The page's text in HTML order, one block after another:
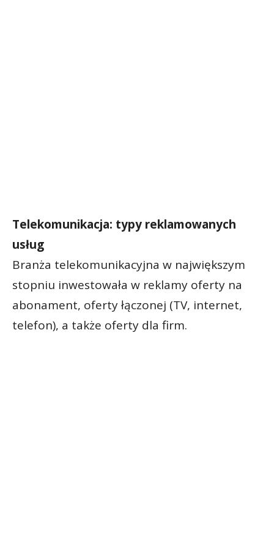
Telekomunikacja: typy reklamowanych
usług
Branża telekomunikacyjna w największym
stopniu inwestowała w reklamy oferty na
abonament, oferty łączonej (TV, internet,
telefon), a także oferty dla firm.